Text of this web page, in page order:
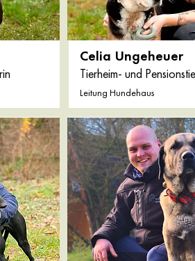
Celia Ungeheuer
Tierheim- und
Leitung Hundehaus